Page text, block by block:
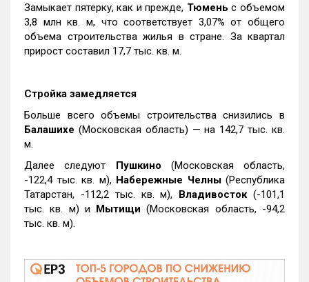
Замыкает пятерку, как и прежде, Тюмень с объемом
3,8 млн кв. м, что соответствует 3,07% от общего
объема строительства жилья в стране. За квартал
прирост составил 17,7 тыс. кв. м.
Стройка замедляется
Больше всего объемы строительства снизились в
Балашихе (Московская область) — на 142,7 тыс. кв.
м.
Далее следуют Пушкино (Московская область,
-122,4 тыс. кв. м), Набережные Челны(Республика
Татарстан, -112,2 тыс. кв. м), Владивосток(-101,1
тыс. кв. м) и Мытищи (Московская область, -94,2
тыс. кв. м).